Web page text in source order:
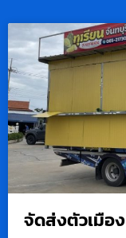
จัดส่งตัวเมือง